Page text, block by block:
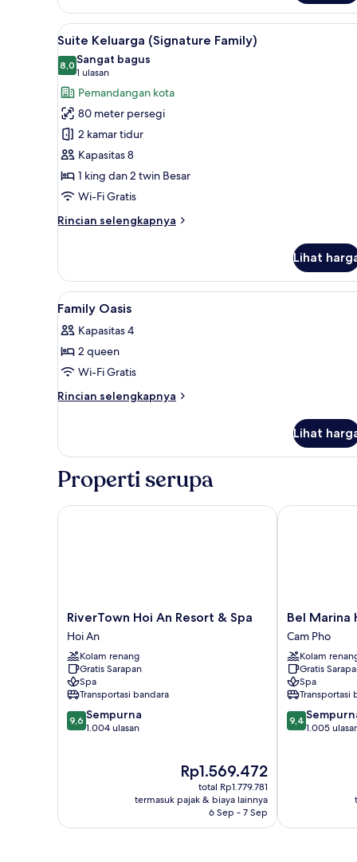
Kamar
Triple
Keluarga
Lihat
semua
foto
untuk
Suite
Keluarga
(Signature
Family)
Minibar, meja kerja, ruang
5
Suite Keluarga (Signature Family)
8,08,0 dari 10
Sangat bagus
1 ulasan
(1
ulasan)
Pemandangan kota
80 meter persegi
2 kamar tidur
Kapasitas 8
1 king dan 2 twin Besar
Wi-Fi Gratis
Rincian selengkapnya
Rincian
Suite
Keluarga
(Signature
Family)
Lihat
Lihat
semua
foto
untuk
Family
Oasis
Minibar, meja kerja, ruang
4
Family Oasis
Kapasitas 4
2 queen
Wi-Fi Gratis
Rincian selengkapnya
Rincian
Family
Lihat
Properti serupa
RiverTown
Hoi
An
Resort
&
Spa
Hoi
An
RiverTown Hoi An Resort & Spa
Hoi An
Kolam renang
Gratis Sarapan
Spa
Transportasi bandara
9.6
dari
9,6 Sempurna
1.004 ulasan
Harga
sekarang
Rp1.569.472
Rp1.569.472
total Rp1.779.781
termasuk pajak & biaya lainnya
6 Sep - 7 Sep
RiverTown Hoi An Resort & Spa
Bel
Marina
Hoi
An
Resort
Cam
Pho
Bel Marina
Cam Pho
Kolam
Gratis
Spa
Transportasi
9.4
dari
9,4
1.005
Bel Marina